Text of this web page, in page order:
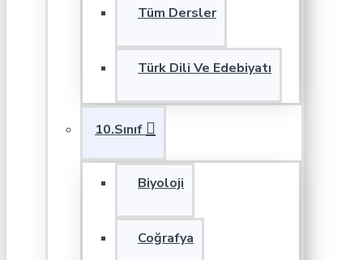
Tüm Dersler
Türk Dili Ve Edebiyatı
10.Sınıf
Biyoloji
Coğrafya